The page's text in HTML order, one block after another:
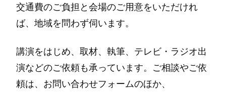
交通費のご負担と会場のご用意をいただけれ
ば、地域を問わず伺います。
講演をはじめ、取材、執筆、テレビ・ラジオ出
演などのご依頼も承っています。ご相談やご依
頼は、お問い合わせフォームのほか、